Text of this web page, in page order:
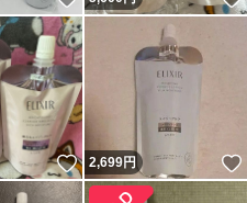
いいね！
2,699円